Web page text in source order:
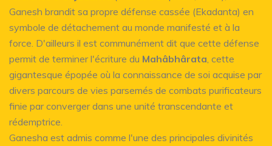
Ganesh brandit sa propre défense cassée (Ekadanta) en
symbole de détachement au monde manifesté et à la
force. D'ailleurs il est communément dit que cette défense
permit de terminer l'écriture du Mahâbhârata , cette
gigantesque épopée où la connaissance de soi acquise par
divers parcours de vies parsemés de combats purificateurs
finie par converger dans une unité transcendante et
rédemptrice.
Ganesha est admis comme l'une des principales divinités